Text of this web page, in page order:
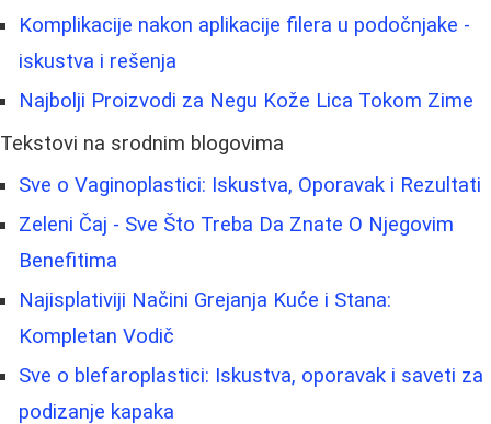
Komplikacije nakon aplikacije filera u podočnjake -
iskustva i rešenja
Najbolji Proizvodi za Negu Kože Lica Tokom Zime
Tekstovi na srodnim blogovima
Sve o Vaginoplastici: Iskustva, Oporavak i Rezultati
Zeleni Čaj - Sve Što Treba Da Znate O Njegovim
Benefitima
Najisplativiji Načini Grejanja Kuće i Stana:
Kompletan Vodič
Sve o blefaroplastici: Iskustva, oporavak i saveti za
podizanje kapaka